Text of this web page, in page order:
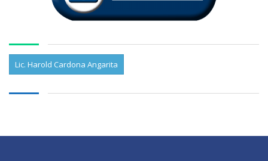
Lic. Harold Cardona Angarita